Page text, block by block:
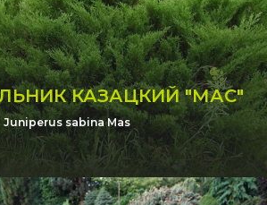
КАЗАЦКИЙ "МАС"
Juniperus sabina Mas